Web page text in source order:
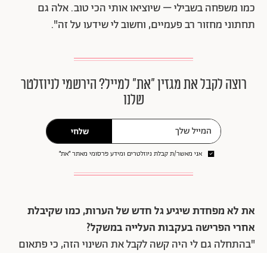
כמו משפחה בשבילי – שיוציאו אותי הכי טוב. אלה גם
תחתוני מחזור רב פעמיים, וחשוב לי שידעו על זה".
רוצה לקבל את מגזין ״את״ למייל? הירשמי לניוזלטר
שלנו
שלחי
אני מאשר/ת קבלת ניוזלטרים ומידע פרסומי מאתר ״את״
את לא מפחדת שיגיע גל חדש של הערות, כמו שקיבלת
אחרי הפרישה בעקבות העלייה במשקל?
"בהתחלה גם לי היה קשה לקבל את השינוי הזה, כי פתאום